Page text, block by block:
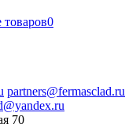
0
partners@fermasclad.ru
70